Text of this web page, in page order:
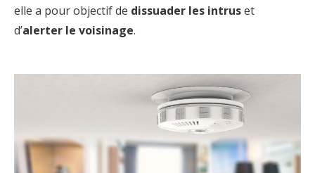
elle a pour objectif de dissuader les intruset
d’alerter le voisinage.